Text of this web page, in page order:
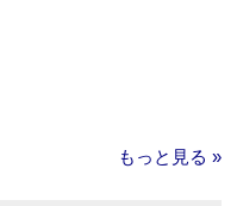
もっと見る »